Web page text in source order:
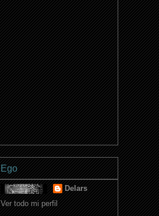
Ego
Delars
Ver todo mi perfil